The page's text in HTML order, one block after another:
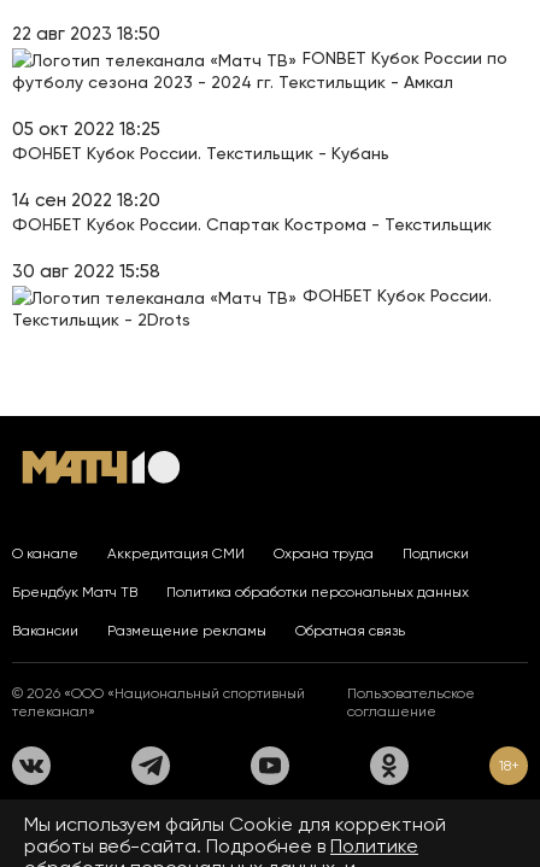
22 авг 2023 18:50
FONBET Кубок России по
футболу сезона 2023 - 2024 гг. Текстильщик - Амкал
05 окт 2022 18:25
ФОНБЕТ Кубок России. Текстильщик - Кубань
14 сен 2022 18:20
ФОНБЕТ Кубок России. Спартак Кострома - Текстильщик
30 авг 2022 15:58
ФОНБЕТ Кубок России.
Текстильщик - 2Drots
О канале Аккредитация СМИ Охрана труда Подписки
Брендбук Матч ТВ Политика обработки персональных данных
Вакансии Размещение рекламы Обратная связь
© 2026 «ООО «Национальный спортивный
телеканал»
Пользовательское
соглашение
18+
На сайте применяются рекомендательные технологии. Подробнее
Правилах применения рекомендательных технологий.
Мы используем файлы Сookie для корректной
работы веб-сайта. Подробнее в Политике